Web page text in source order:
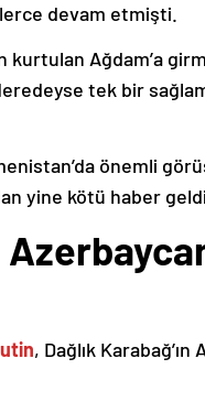
devam etmişti.
kurtulan Ağdam’a
tek bir
önemli
yine kötü haber
, Dağlık